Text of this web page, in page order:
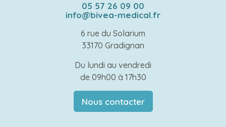
05 57 26 09 00
info@bivea-medical.fr
6 rue du Solarium
33170 Gradignan
Du lundi au vendredi
de 09h00 à 17h30
Nous contacter